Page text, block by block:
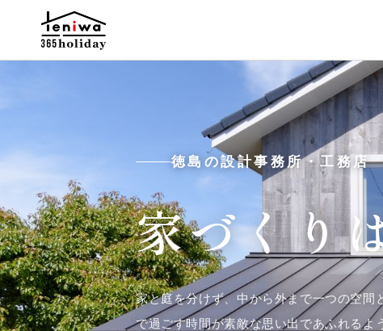
徳島の設計事務所・工務店
家づくり
家と庭を分けず、中から外まで一つの空
で過ごす時間が素敵な思い出であふれるよ